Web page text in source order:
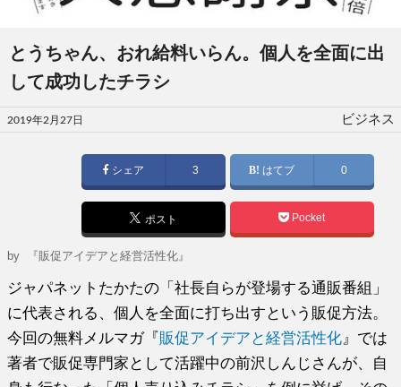
とうちゃん、おれ給料いらん。個人を全面に出
して成功したチラシ
投
稿
2019年2月27日 ビジネス
シェア 3 はてブ 0
ポスト Pocket
by 『販促アイデアと経営活性化』
ジャパネットたかたの「社長自らが登場する通販番組」
に代表される、個人を全面に打ち出すという販促方法。
今回の無料メルマガ『販促アイデアと経営活性化 』では
著者で販促専門家として活躍中の前沢しんじさんが、自